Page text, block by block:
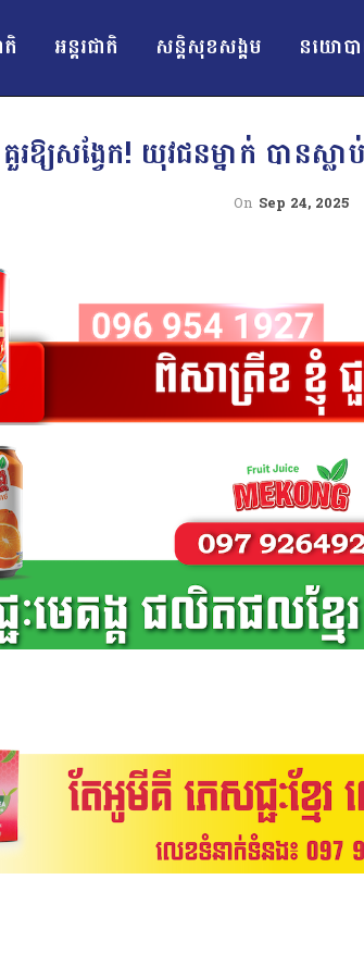
អន្ដរជាតិ សន្តិសុខសង្គម នយោប
ឱ្យសង្វែក! យុវជនម្នាក់ បានស្
On Sep 24, 2025